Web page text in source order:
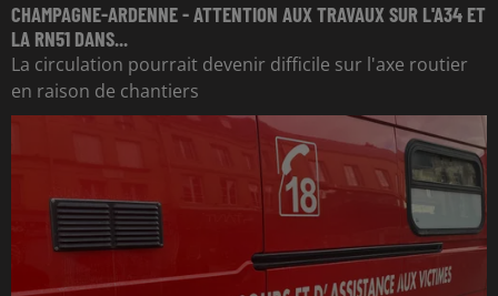
CHAMPAGNE-ARDENNE - ATTENTION AUX TRAVAUX SUR L'A34 ET
LA RN51 DANS...
La circulation pourrait devenir difficile sur l'axe routier
en raison de chantiers